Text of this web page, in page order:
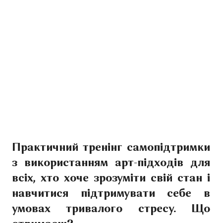
Практичний тренінг самопідтримки
з використанням арт-підходів для
всіх, хто хоче зрозуміти свій стан і
навчитися підтримувати себе в
умовах тривалого стресу. Що